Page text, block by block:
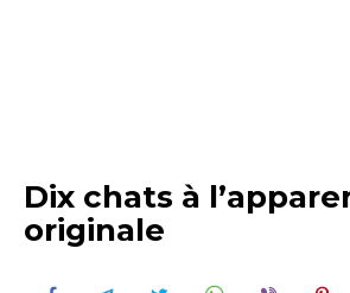
Dix chats à
originale